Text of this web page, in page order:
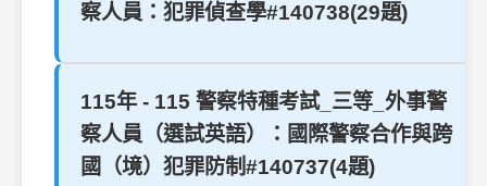
察人員：犯罪偵查學#140738(29題)
115年 - 115 警察特種考試_三等_外事警
察人員（選試英語）：國際警察合作與跨
國（境）犯罪防制#140737(4題)